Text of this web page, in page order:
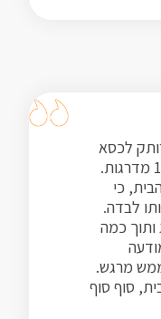
לכסא
גלגלים ומהדירה שלו לרחוב יש 15 מדרגות.
כי
לבדה.
ותוך כמה
מרגש.
סוף סוף